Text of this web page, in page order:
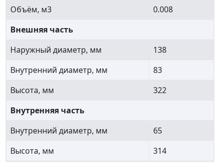
Объём, м3
0.008
Внешняя часть
Наружный диаметр, мм
138
Внутренний диаметр, мм
83
Высота, мм
322
Внутренняя часть
Внутренний диаметр, мм
65
Высота, мм
314